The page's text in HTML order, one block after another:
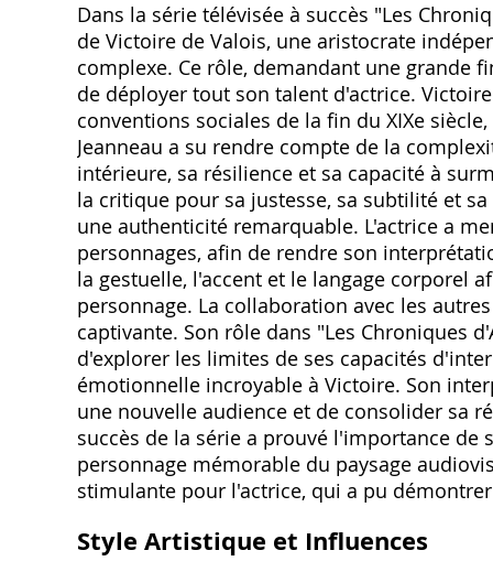
Dans la série télévisée à succès "Les
de Victoire de Valois, une aristocrate
complexe. Ce rôle, demandant une grande
de déployer tout son talent d'actrice.
conventions sociales de la fin du XIXe
Jeanneau a su rendre compte de la
intérieure, sa résilience et sa capacité à
la critique pour sa justesse, sa subtilité et
une authenticité remarquable. L'actrice a
personnages, afin de rendre son
la gestuelle, l'accent et le langage corporel
personnage. La collaboration avec les
captivante. Son rôle dans "Les Chroniques
d'explorer les limites de ses capacités
émotionnelle incroyable à Victoire. Son
une nouvelle audience et de consolider sa
succès de la série a prouvé l'importance
personnage mémorable du paysage
stimulante pour l'actrice, qui a pu
Style Artistique et Influences